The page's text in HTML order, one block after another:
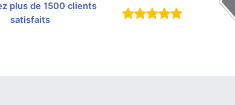
plus de 1500 clients
satisfaits